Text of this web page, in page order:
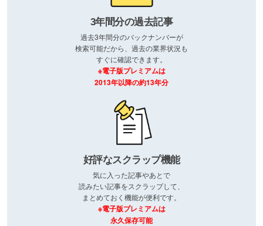
3年間分の過去記事
過去3年間分のバックナンバーが
検索可能だから、過去の業界状況も
すぐに確認できます。
※電子版プレミアムは
2013年以降の約13年分
好評なスクラップ機能
気に入った記事やあとで
読みたい記事をスクラップして、
まとめておく機能が便利です。
※電子版プレミアムは
永久保存可能